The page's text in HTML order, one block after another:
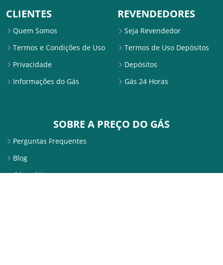
CLIENTES
Quem Somos
Termos e Condições de Uso
Privacidade
Informações do Gás
REVENDEDORES
Seja Revendedor
Termos de Uso Depósitos
Depósitos
Gás 24 Horas
SOBRE A PREÇO DO GÁS
Perguntas Frequentes
Blog
Gás grátis